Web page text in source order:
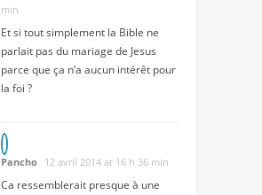
min
Et si tout simplement la Bible ne
parlait pas du mariage de Jesus
parce que ça n’a aucun intérêt pour
la foi ?
Pancho 12 avril 2014 at 16 h 36 min
Ca ressemblerait presque à une